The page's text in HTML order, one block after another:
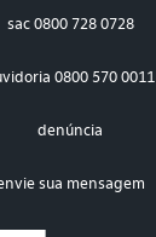
sac 0800 728 0728
0800 570 0011
denúncia
sua mensagem